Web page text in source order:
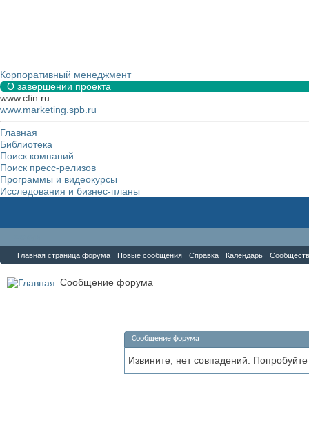
Корпоративный менеджмент
О завершении проекта
www.cfin.ru
www.marketing.spb.ru
Главная
Библиотека
Поиск компаний
Поиск пресс-релизов
Программы и видеокурсы
Исследования и бизнес-планы
Главная страница форума Новые сообщения Справка Календарь
Сообщение форума
Сообщение форума
Извините, нет совпадений.